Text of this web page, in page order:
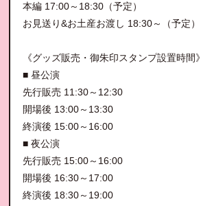
本編 17:00～18:30（予定）
お見送り&お土産お渡し 18:30～（予定）
《グッズ販売・御朱印スタンプ設置時間》
■ 昼公演
先行販売 11:30～12:30
開場後 13:00～13:30
終演後 15:00～16:00
■ 夜公演
先行販売 15:00～16:00
開場後 16:30～17:00
終演後 18:30～19:00